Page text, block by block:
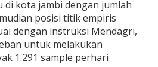
di kota jambi dengan jumlah
posisi titik empiris
dengan instruksi Mendagri,
untuk melakukan
1.291 sample perhari